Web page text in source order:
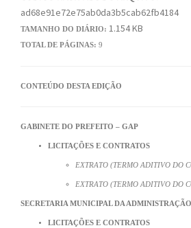
ad68e91e72e75ab0da3b5cab62fb4184
TAMANHO DO DIÁRIO: 1.154 KB
TOTAL DE PÁGINAS: 9
CONTEÚDO DESTA EDIÇÃO
GABINETE DO PREFEITO – GAP
LICITAÇÕES E CONTRATOS
EXTRATO (TERMO ADITIVO DO
EXTRATO (TERMO ADITIVO DO
SECRETARIA MUNICIPAL DA
LICITAÇÕES E CONTRATOS